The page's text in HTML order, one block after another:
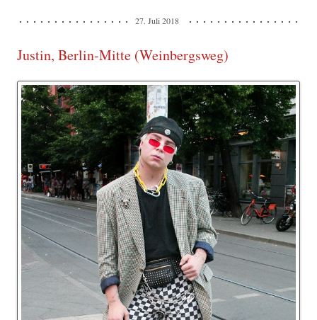
27. Juli 2018
Justin, Berlin-Mitte (Weinbergsweg)